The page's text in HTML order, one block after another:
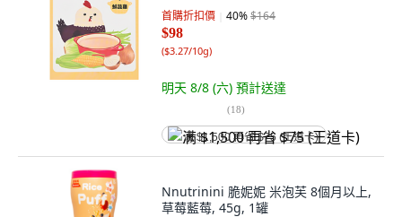
首購折扣價 40%$164
$98
($3.27/10g)
明天 8/8 (六) 預計送達
(18)
满 $1,500 再省 $75 (王道卡)
Nnutrinini 脆妮妮 米泡芙 8個月以上,
草莓藍莓, 45g, 1罐